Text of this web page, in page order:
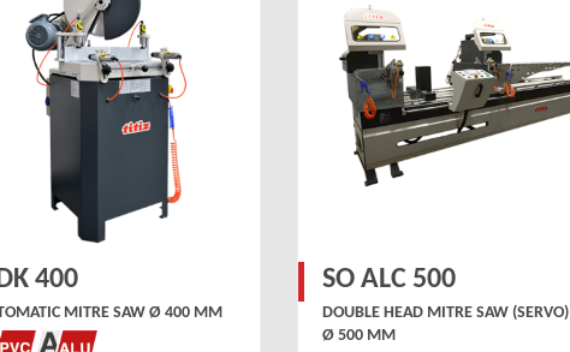
400
MITRE SAW Ø 400 MM
SO ALC 500
DOUBLE HEAD MITRE SAW (SERVO)
Ø 500 MM